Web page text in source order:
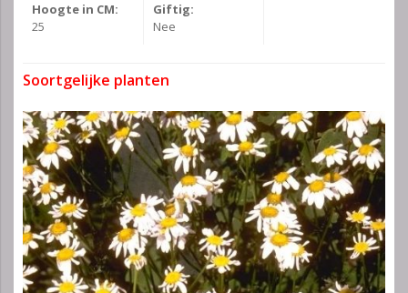
Hoogte in CM:
25
Giftig:
Nee
Soortgelijke planten